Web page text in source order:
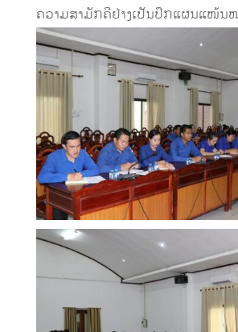
ຄວາມສາມັກຄີຢ່າງເປັນປຶກແຜນແໜ້ນ